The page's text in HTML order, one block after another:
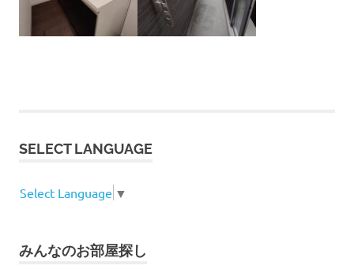
SELECT LANGUAGE
Select Language ▼
みんなのお部屋探し